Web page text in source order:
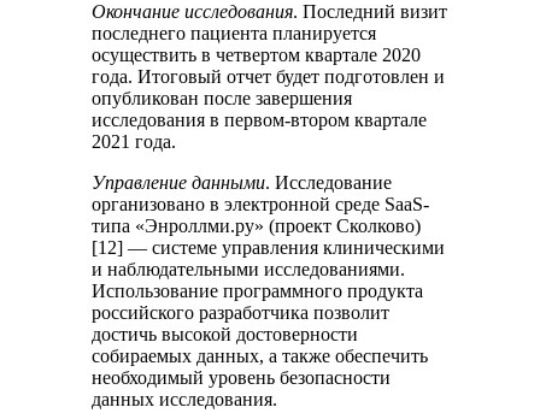
Окончание исследования. Последний визит
последнего пациента планируется
осуществить в четвертом квартале 2020
года. Итоговый отчет будет подготовлен и
опубликован после завершения
исследования в первом-втором квартале
2021 года.
Управление данными. Исследование
организовано в электронной среде SaaS-
типа «Энроллми.ру» (проект Сколково)
[12] — системе управления клиническими
и наблюдательными исследованиями.
Использование программного продукта
российского разработчика позволит
достичь высокой достоверности
собираемых данных, а также обеспечить
необходимый уровень безопасности
данных исследования.